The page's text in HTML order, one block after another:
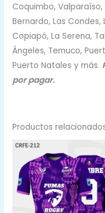
Coquimbo, Valparaíso,
Bernardo, Las Condes,
Copiapó, La Serena,
Ángeles, Temuco,
Puerto Natales y más.
por pagar.
Productos